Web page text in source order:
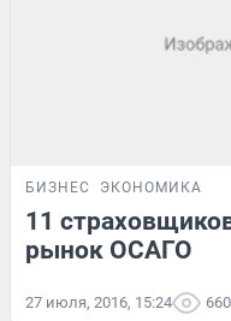
БИЗНЕС ЭКОНОМИКА
11
рынок ОСАГО
27 июля, 2016, 15:24 660